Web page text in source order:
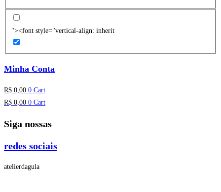
"><font style="vertical-align: inherit
Minha Conta
R$ 0,00 0 Cart
R$ 0,00 0 Cart
Siga nossas
redes sociais
atelierdagula